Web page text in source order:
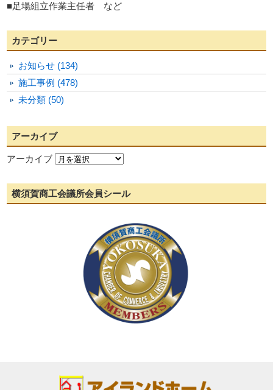
■足場組立作業主任者 など
カテゴリー
お知らせ (134)
施工事例 (478)
未分類 (50)
アーカイブ
アーカイブ
横須賀商工会議所会員シール